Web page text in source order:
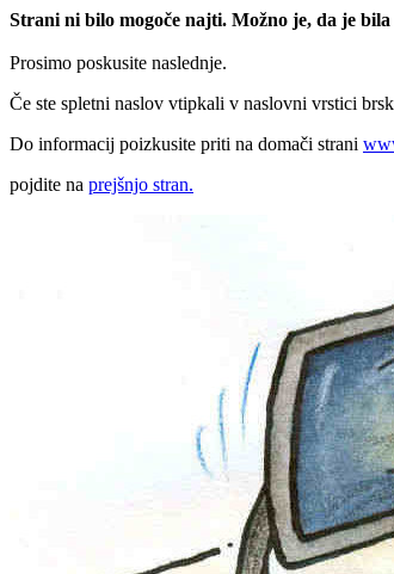
Strani ni bilo mogoče najti. Možno je, da je
Prosimo poskusite naslednje.
Če ste spletni naslov vtipkali v naslovni vrstici
Do informacij poizkusite priti na domači strani
pojdite na prejšnjo stran.